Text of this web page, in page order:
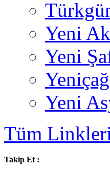
Yeni
Yeni
Yeniçağ
Yeni
Tüm
Takip Et :